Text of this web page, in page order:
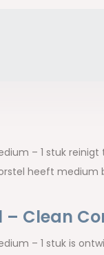
– 1 stuk
heeft
Clean
– 1 stuk is